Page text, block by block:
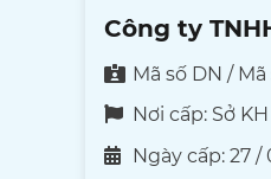
Công ty
Mã số DN /
Nơi cấp: Sở
Ngày cấp: 27 /